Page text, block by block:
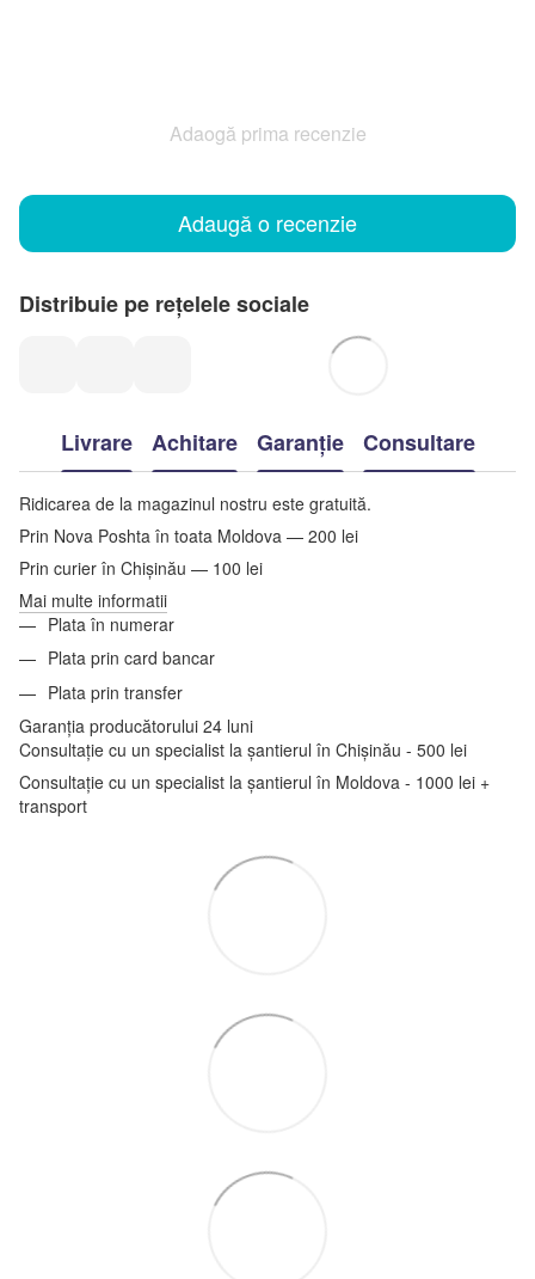
Adaogă prima recenzie
Adaugă o recenzie
Distribuie pe rețelele sociale
Livrare Achitare Garanție Consultare
Ridicarea de la magazinul nostru este gratuită.
Prin Nova Poshta în toata Moldova — 200 lei
Prin curier în Chișinău — 100 lei
Mai multe informatii
Plata în numerar
Plata prin card bancar
Plata prin transfer
Garanția producătorului 24 luni
Consultație cu un specialist la șantierul în Chișinău - 500 lei
Consultație cu un specialist la șantierul în Moldova - 1000 lei +
transport